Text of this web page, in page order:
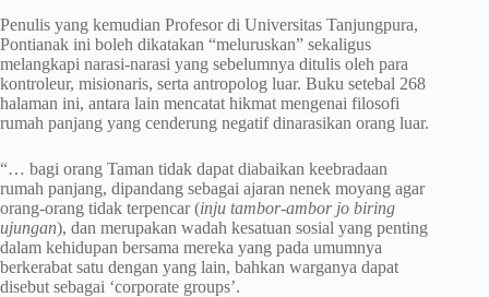
Penulis yang kemudian Profesor di Universitas Tanjungpura,
Pontianak ini boleh dikatakan “meluruskan” sekaligus
melangkapi narasi-narasi yang sebelumnya ditulis oleh para
kontroleur, misionaris, serta antropolog luar. Buku setebal 268
halaman ini, antara lain mencatat hikmat mengenai filosofi
rumah panjang yang cenderung negatif dinarasikan orang luar.
“… bagi orang Taman tidak dapat diabaikan keebradaan
rumah panjang, dipandang sebagai ajaran nenek moyang agar
orang-orang tidak terpencar (inju tambor-ambor jo biring
ujungan), dan merupakan wadah kesatuan sosial yang penting
dalam kehidupan bersama mereka yang pada umumnya
berkerabat satu dengan yang lain, bahkan warganya dapat
disebut sebagai ‘corporate groups’.